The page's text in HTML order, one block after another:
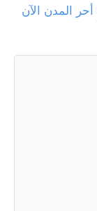
أحر المدن الآن